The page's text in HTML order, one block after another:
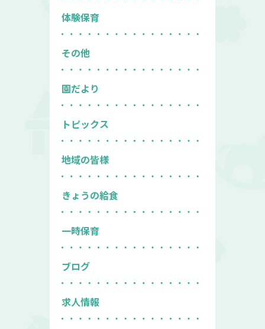
体験保育
その他
園だより
トピックス
地域の皆様
きょうの給食
一時保育
ブログ
求人情報